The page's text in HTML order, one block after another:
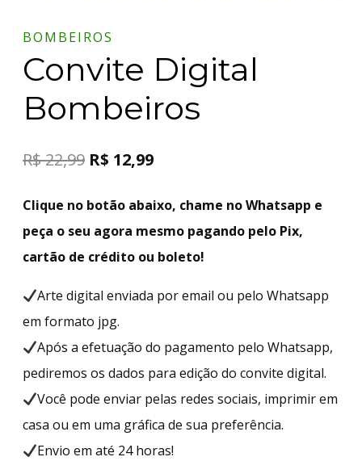
BOMBEIROS
Convite Digital
Bombeiros
R$22,99 R$ 12,99
Clique no botão abaixo, chame no Whatsapp e
peça o seu agora mesmo pagando pelo Pix,
cartão de crédito ou boleto!
Arte digital enviada por email ou pelo Whatsapp
em formato jpg.
Após a efetuação do pagamento pelo Whatsapp,
pediremos os dados para edição do convite digital.
Você pode enviar pelas redes sociais, imprimir em
casa ou em uma gráfica de sua preferência.
Envio em até 24 horas!